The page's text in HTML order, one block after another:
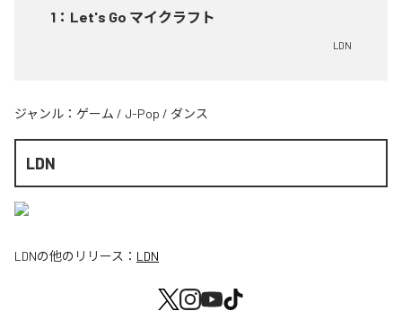
1 ： Let's Go マイクラフト
LDN
ジャンル： ゲーム / J-Pop / ダンス
LDN
LDNの他のリリース： LDN